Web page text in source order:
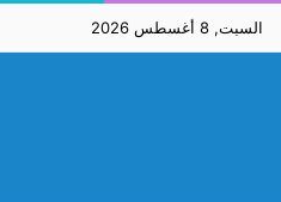
السبت, 8 أغسطس 2026